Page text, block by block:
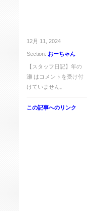
12月 11, 2024
Section: おーちゃん
【スタッフ日記】年の
瀬 は コメントを受け付
けていません。
この記事へのリンク